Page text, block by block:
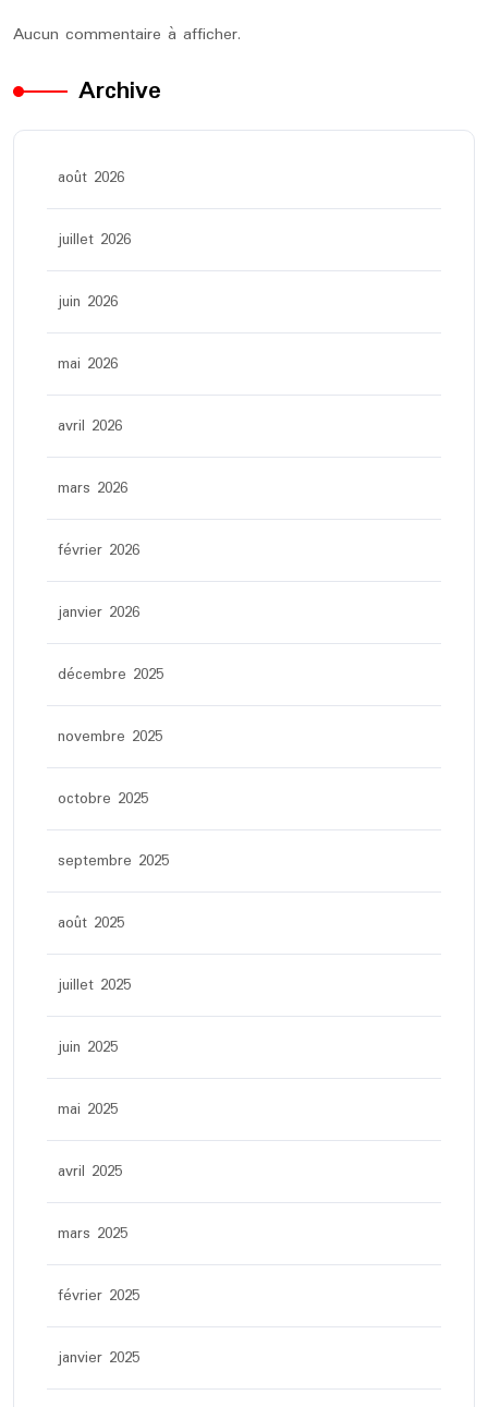
Aucun commentaire à afficher.
Archive
août 2026
juillet 2026
juin 2026
mai 2026
avril 2026
mars 2026
février 2026
janvier 2026
décembre 2025
novembre 2025
octobre 2025
septembre 2025
août 2025
juillet 2025
juin 2025
mai 2025
avril 2025
mars 2025
février 2025
janvier 2025